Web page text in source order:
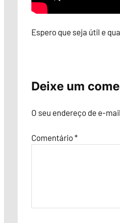
Espero que seja útil e
Deixe um
O seu endereço de e-
Comentário*